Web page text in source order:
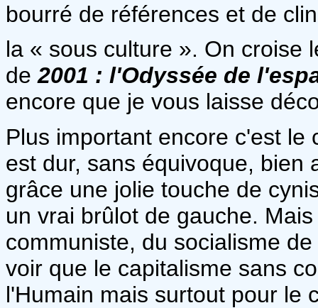
bourré de références et de
la « sous culture ». On croise
de2001 : l'Odyssée de
encore que je vous laisse
Plus important encore c'est
est dur, sans équivoque, bien
grâce une jolie touche de
un vrai brûlot de gauche.
communiste, du socialisme de
voir que le capitalisme sans
l'Humain mais surtout pour le